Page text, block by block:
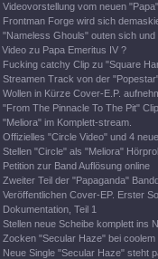
Videovorstellung vom neuen "Papa"
Frontman Forge wird sich
"Nameless Ghouls" outen sich und
Video zu Papa Emeritus IV ?
Fucking catchy Clip zu "Square
Streamen Track von der
Wollen in Kürze Cover-E.P.
"From The Pinnacle To The Pit"
"Meliora" im Komplett-stream.
Offizielles "Circle Video" und 4
Stellen "Circle" als "Meliora"
Petition zur Band Auflösung online
Zweiter Teil der "Papaganda"
Veröffentlichen Cover-EP. Erster
Dokumentation, Teil 1
Stellen neue Scheibe komplett ins
Zocken "Secular Haze" bei coolem
Neue Single "Secular Haze" steht